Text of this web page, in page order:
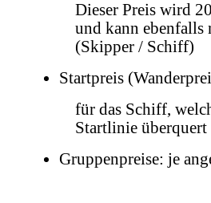
Dieser Preis wird
und kann ebenfalls
(Skipper / Schiff)
Startpreis
für das Schiff,
Startlinie überquert
Gruppenpreise: je